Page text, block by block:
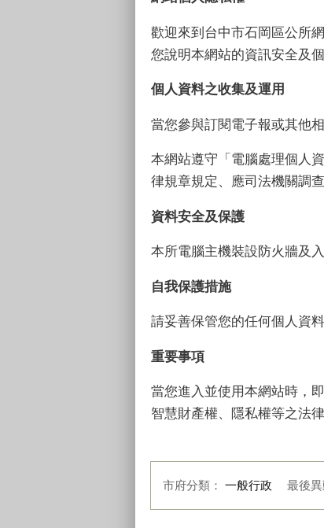
歡迎來到台中市石岡區公所
您說明本網站的資訊安全及
個人資料之收集及運用
當您參與訂閱電子報或其他
本網站遵守「電腦處理個人
律規章規定、應司法機關調
資料安全及保護
本所電腦主機裝設防火牆及
自我保護措施
請妥善保管您的任何個人資
重要事項
當您進入並使用本網站時，
智慧財產權、隱私權等之法律
市府分類： 一般行政 最後異